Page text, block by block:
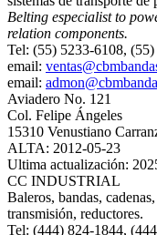
Belting especialist to
relation components.
Tel: (55) 5233-6108,
email:
email:
Aviadero No. 121
Col. Felipe Ángeles
15310 Venustiano
ALTA: 2012-05-23
Ultima actualización:
CC INDUSTRIAL
Baleros, bandas,
transmisión, reductores.
Tel: (444) 824-1844,